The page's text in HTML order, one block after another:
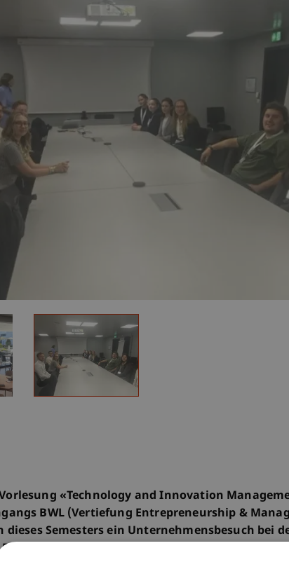
«Technology and Innovation
BWL (Vertiefung Entrepreneurship &
dieses Semesters ein Unternehmensbesuch bei